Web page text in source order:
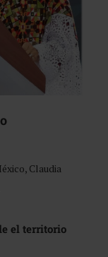
Claudia
el territorio